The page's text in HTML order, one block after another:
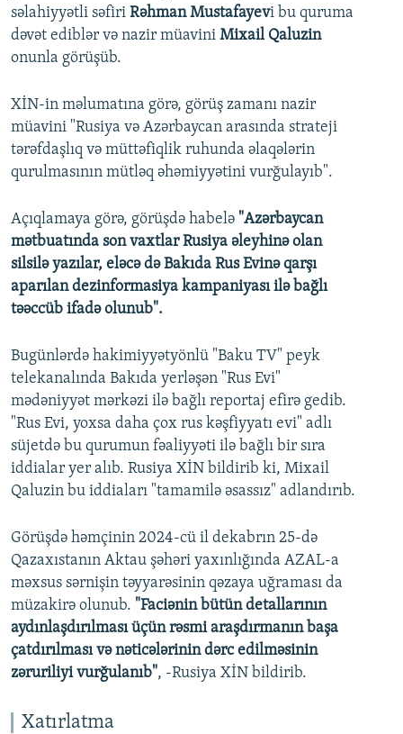
səlahiyyətli səfiri Rəhman Mustafayevi bu quruma
dəvət ediblər və nazir müavini Mixail Qaluzin
onunla görüşüb.
XİN-in məlumatına görə, görüş zamanı nazir
müavini "Rusiya və Azərbaycan arasında strateji
tərəfdaşlıq və müttəfiqlik ruhunda əlaqələrin
qurulmasının mütləq əhəmiyyətini vurğulayıb".
Açıqlamaya görə, görüşdə habelə "Azərbaycan
mətbuatında son vaxtlar Rusiya əleyhinə olan
silsilə yazılar, eləcə də Bakıda Rus Evinə qarşı
aparılan dezinformasiya kampaniyası ilə bağlı
təəccüb ifadə olunub".
Bugünlərdə hakimiyyətyönlü "Baku TV" peyk
telekanalında Bakıda yerləşən "Rus Evi"
mədəniyyət mərkəzi ilə bağlı reportaj efirə gedib.
"Rus Evi, yoxsa daha çox rus kəşfiyyatı evi" adlı
süjetdə bu qurumun fəaliyyəti ilə bağlı bir sıra
iddialar yer alıb. Rusiya XİN bildirib ki, Mixail
Qaluzin bu iddiaları "tamamilə əsassız" adlandırıb.
Görüşdə həmçinin 2024-cü il dekabrın 25-də
Qazaxıstanın Aktau şəhəri yaxınlığında AZAL-a
məxsus sərnişin təyyarəsinin qəzaya uğraması da
müzakirə olunub. "Faciənin bütün detallarının
aydınlaşdırılması üçün rəsmi araşdırmanın başa
çatdırılması və nəticələrinin dərc edilməsinin
zəruriliyi vurğulanıb", -Rusiya XİN bildirib.
Xatırlatma